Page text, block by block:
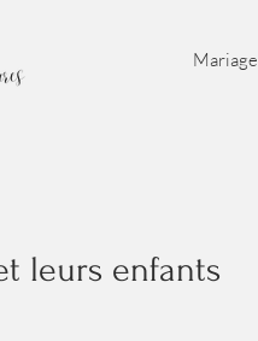
Mariage
leurs enfants